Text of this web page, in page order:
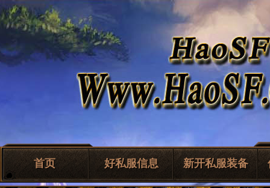
首页 好私服信息 新开私服装备